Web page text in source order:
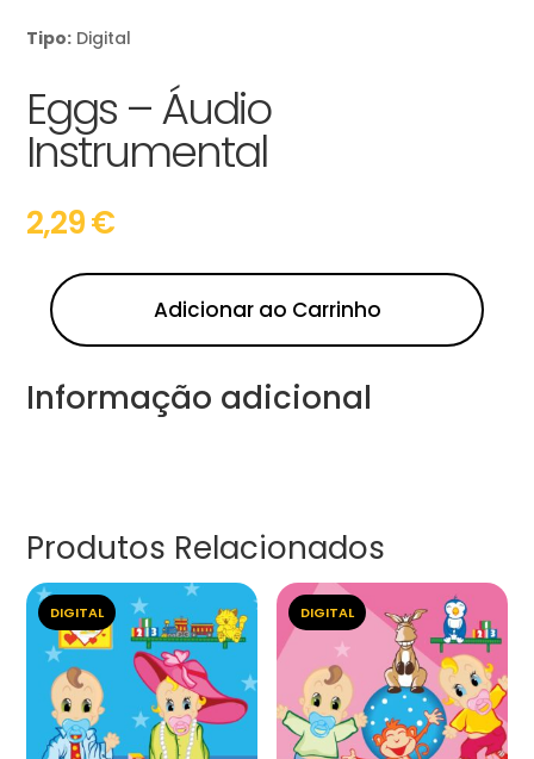
Tipo: Digital
Eggs – Áudio
Instrumental
2,29€
Adicionar ao Carrinho
Informação adicional
Produtos Relacionados
DIGITAL DIGITAL